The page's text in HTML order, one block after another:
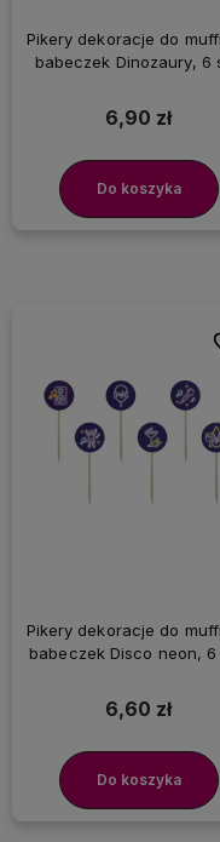
Pikery dekoracje do
babeczek Dinozaury, 6
6,90 zł
Do koszyka
Pikery dekoracje do
babeczek Disco neon, 6
6,60 zł
Do koszyka